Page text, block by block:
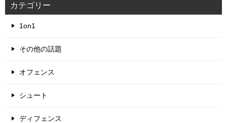
カテゴリー
1on1
その他の話題
オフェンス
シュート
ディフェンス